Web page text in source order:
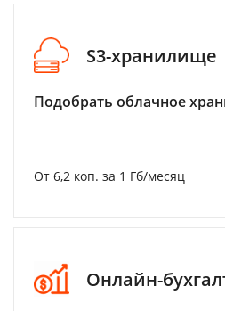
S3-хранилище
Подобрать облачное
От 6,2 коп. за 1 Гб/месяц
Онлайн-